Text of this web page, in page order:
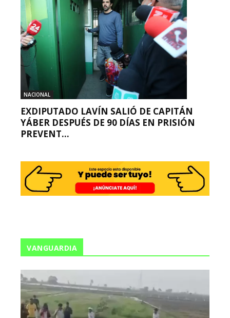
NACIONAL
EXDIPUTADO LAVÍN SALIÓ DE CAPITÁN
YÁBER DESPUÉS DE 90 DÍAS EN PRISIÓN
PREVENT...
VANGUARDIA